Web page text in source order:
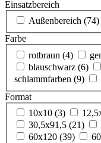
Einsatzbereich
Außenbereich (74)
Farbe
rotbraun (4)
blauschwarz (6)
schlammfarben (9)
Format
10x10 (3)
30,5x91,5 (21)
60x120 (39)